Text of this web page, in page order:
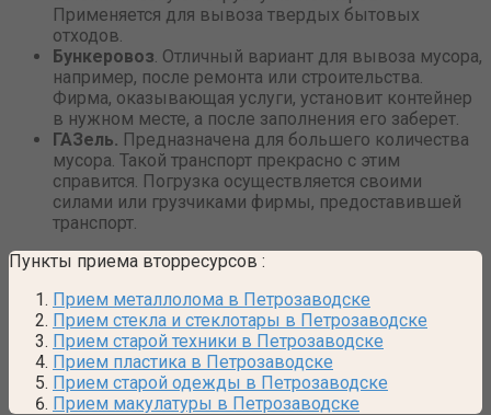
Применяется для вывоза твердых бытовых
отходов.
Бункеровоз . Отличный вариант для вывоза мусора,
например, после ремонта или строительства.
Фирма, оказывающая услуги, установит контейнер
в нужном месте, а после заполнения его заберет.
ГАЗель. Предназначена для большего количества
мусора. Такой транспорт прекрасно с этим
справится. Погрузка осуществляется своими
силами или грузчиками фирмы, предоставившей
транспорт.
Пункты приема вторресурсов :
Прием металлолома в Петрозаводске
Прием стекла и стеклотары в Петрозаводске
Прием старой техники в Петрозаводске
Прием пластика в Петрозаводске
Прием старой одежды в Петрозаводске
Прием макулатуры в Петрозаводске